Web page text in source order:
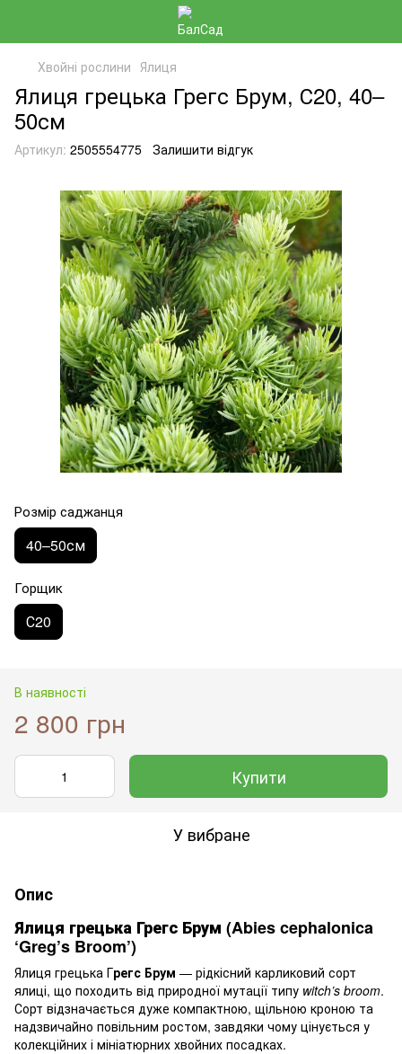
Хвойні рослини Ялиця
Ялиця грецька Грегс Брум, С20, 40–
50см
Артикул: 2505554775 Залишити відгук
Розмір саджанця
40–50см
Горщик
С20
В наявності
2 800 грн
Купити
У вибране
Опис
Ялиця грецька Грегс Брум (Abies cephalonica
‘Greg’s Broom’)
Ялиця грецька Грегс Брум — рідкісний карликовий сорт
ялиці, що походить від природної мутації типу witch’s broom.
Сорт відзначається дуже компактною, щільною кроною та
надзвичайно повільним ростом, завдяки чому цінується у
колекційних і мініатюрних хвойних посадках.